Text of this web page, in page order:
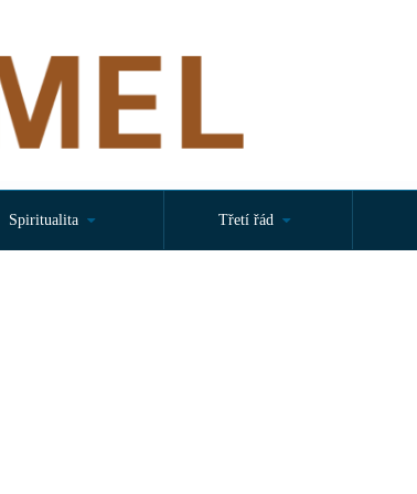
Spiritualita Třetí řád